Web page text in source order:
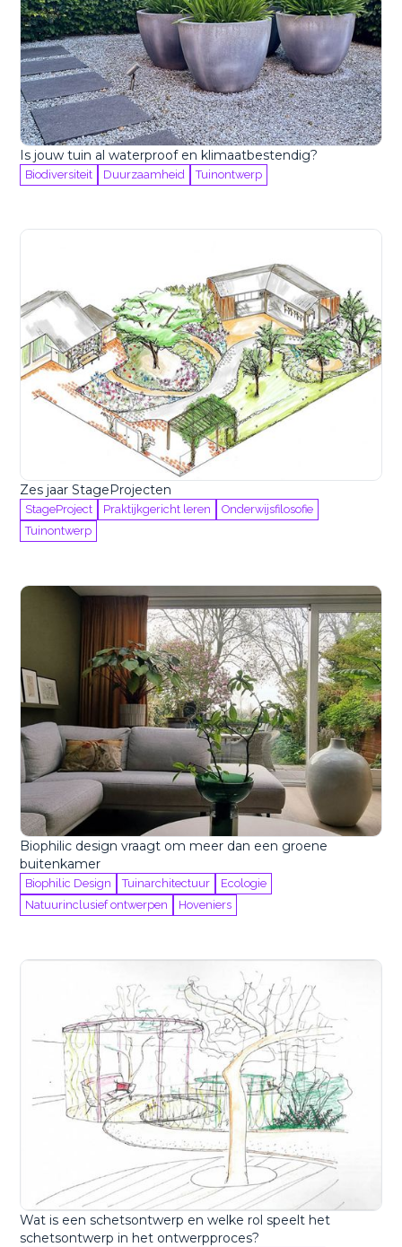
Is jouw tuin al waterproof en klimaatbestendig?
Biodiversiteit Duurzaamheid Tuinontwerp
Zes jaar StageProjecten
StageProject Praktijkgericht leren
Onderwijsfilosofie
Tuinontwerp
Biophilic design vraagt om meer dan een groene
buitenkamer
Biophilic Design Tuinarchitectuur
Ecologie
Natuurinclusief ontwerpen
Hoveniers
Wat is een schetsontwerp en welke rol speelt het
schetsontwerp in het ontwerpproces?